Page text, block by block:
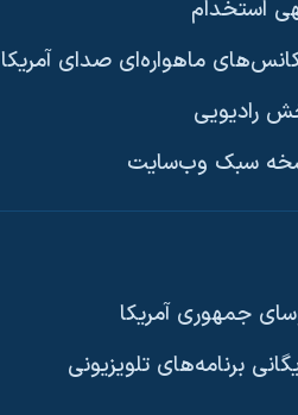
استخدام
ماهواره‌ای صدای آمریکا
رادیویی
سبک وب‌سایت
جمهوری آمریکا
برنامه‌های تلویزیونی